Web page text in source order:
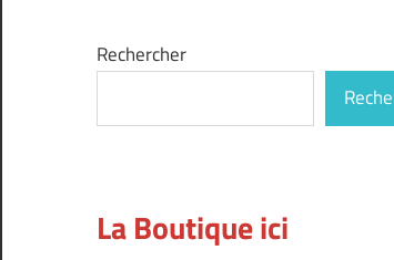
Rechercher
La Boutique ici